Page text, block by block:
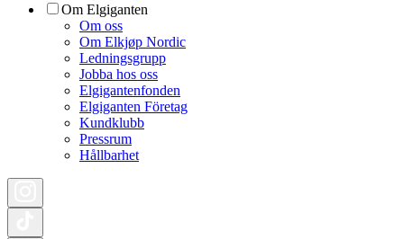
Om Elgiganten
Om oss
Om Elkjøp Nordic
Ledningsgrupp
Jobba hos oss
Elgigantenfonden
Elgiganten Företag
Kundklubb
Pressrum
Hållbarhet